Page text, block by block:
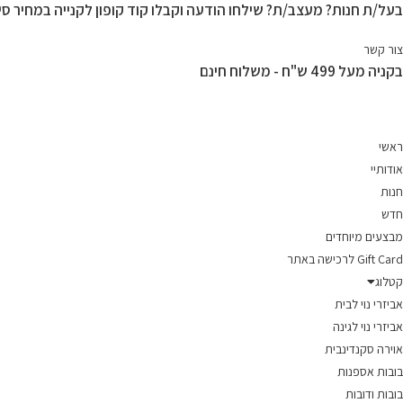
Skip
content
בעל/ת חנות? מעצב/ת? שילחו הודעה וקבלו קוד קופון לקנייה במחיר
צור קשר
בקניה מעל 499 ש"ח - משלוח חינם
ראשי
אודותיי
חנות
חדש
מבצעים מיוחדים
Gift Card לרכישה באתר
קטלוג
אביזרי נוי לבית
אביזרי נוי לגינה
אוירה סקנדינבית
בובות אספנות
בובות ודובות